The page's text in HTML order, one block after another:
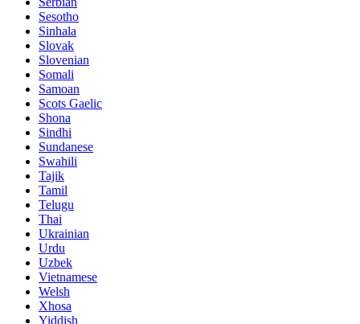
Sesotho
Sinhala
Slovak
Slovenian
Somali
Samoan
Scots Gaelic
Shona
Sindhi
Sundanese
Swahili
Tajik
Tamil
Telugu
Thai
Ukrainian
Urdu
Uzbek
Vietnamese
Welsh
Xhosa
Yiddish